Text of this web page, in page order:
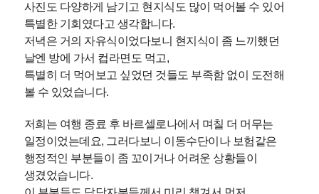
사진도 다양하게 남기고 현지식도 많이 먹어볼 수 있어
특별한 기회였다고 생각합니다.
저녁은 거의 자유식이었다보니 현지식이 좀 느끼했던
날엔 방에 가서 컵라면도 먹고,
특별히 더 먹어보고 싶었던 것들도 부족함 없이 도전해
볼 수 있었습니다.
저희는 여행 종료 후 바르셀로나에서 며칠 더 머무는
일정이었는데요, 그러다보니 이동수단이나 보험같은
행정적인 부분들이 좀 꼬이거나 어려운 상황들이
생겼었습니다.